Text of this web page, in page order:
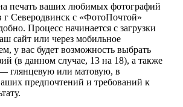
печать ваших любимых фотографий
г Северодвинск с «ФотоПочтой»
Процесс начинается с загрузки
сайт или через мобильное
у вас будет возможность выбрать
(в данном случае, 13 на 18), а также
глянцевую или матовую, в
предпочтений и требований к